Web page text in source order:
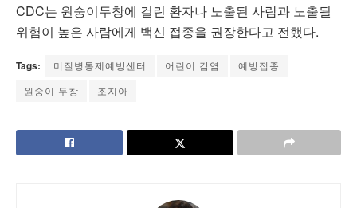
CDC는 원숭이두창에 걸린 환자나 노출된 사람과 노출될
위험이 높은 사람에게 백신 접종을 권장한다고 전했다.
Tags: 미질병통제예방센터 어린이 감염
예방접종
원숭이 두창
조지아